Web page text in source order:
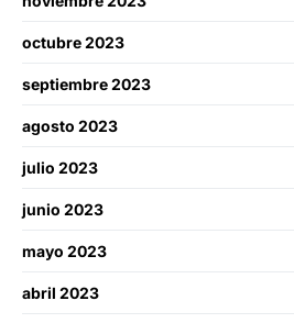
octubre 2023
septiembre 2023
agosto 2023
julio 2023
junio 2023
mayo 2023
abril 2023